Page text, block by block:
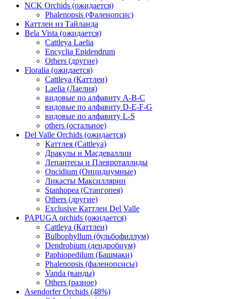
NCK Orchids (ожидается)
Phalenopsis (Фаленопсис)
Каттлеи из Тайланда
Bela Vista (ожидается)
Cattleya Laelia
Encyclia Epidendrum
Others (другие)
Floralia (ожидается)
Cattleya (Каттлеи)
Laelia (Лаелия)
видовые по алфавиту A-B-C
видовые по алфавиту D-E-F-G
видовые по алфавиту L-S
others (остальное)
Del Valle Orchids (ожидается)
Каттлея (Cattleya)
Дракулы и Масдеваллии
Лепантесы и Плевроталлиды
Oncidium (Онцидиумные)
Ликасты Максиллярии
Stanhopea (Стангопея)
Others (другие)
Exclusive Каттлеи Del Valle
PAPUGA orchids (ожидается)
Cattleya (Каттлеи)
Bulbophyllum (бульбофиллум)
Dendrobium (дендробиум)
Paphiopedilum (Башмаки)
Phalenopsis (фаленопсисы)
Vanda (ванды)
Others (разное)
Asendorfer Orchids (48%)